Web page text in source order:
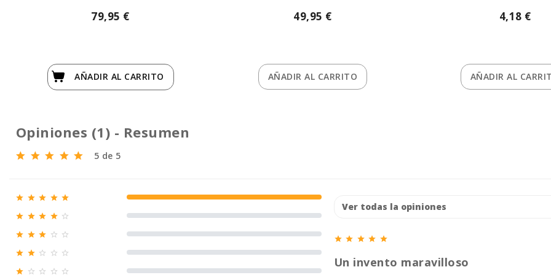
79,95 €
AÑADIR AL CARRITO
49,95 €
AÑADIR AL CARRITO
4,18 €
AÑADIR AL
Opiniones (1) - Resumen
5 de 5
     100% (1)
     0% (0)
     0% (0)
     0% (0)
    
    
Un invento maravilloso